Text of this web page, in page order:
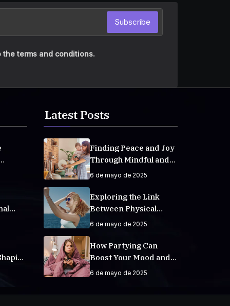
terms and conditions.
Subscribe
Latest Posts
Finding Peace and Joy
Through Mindful and
Empathetic Practices
6 de mayo de 2025
Exploring the Link
Between Physical
Fitness and Mental
6 de mayo de 2025
How Partying Can
Boost Your Mood and
Increase Happiness
6 de mayo de 2025